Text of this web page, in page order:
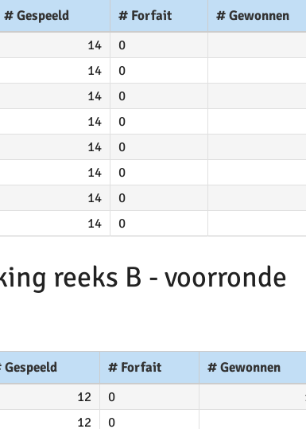
# Gespeeld # Forfait # Gewonnen
14 0
14 0
14 0
14 0
14 0
14 0
14 0
14 0
reeks B - voorronde
# Forfait # Gewonnen
12 0
12 0